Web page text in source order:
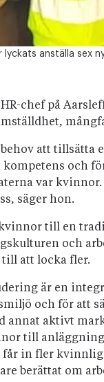
lyckats anställa sex
chef på
att tillsätta
och
var
säger hon.
till en
och
att locka fler.
är en
och för att
annat aktivt
till
in fler
berättat om